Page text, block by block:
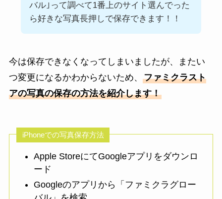
バル｣って調べて1番上のサイト選んでった
ら好きな写真長押しで保存できます！！
今は保存できなくなってしまいましたが、またい
つ変更になるかわからないため、 ファミクラスト
アの写真の保存の方法を紹介します！
iPhoneでの写真保存方法
Apple StoreにてGoogleアプリをダウンロ
ード
Googleのアプリから「ファミクラグロー